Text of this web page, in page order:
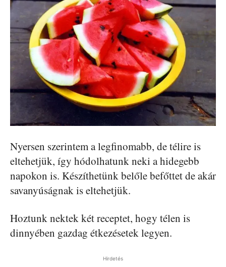
Nyersen szerintem a legfinomabb, de télire is
eltehetjük, így hódolhatunk neki a hidegebb
napokon is. Készíthetünk belőle befőttet de akár
savanyúságnak is eltehetjük.
Hoztunk nektek két receptet, hogy télen is
dinnyében gazdag étkezésetek legyen.
Hirdetés